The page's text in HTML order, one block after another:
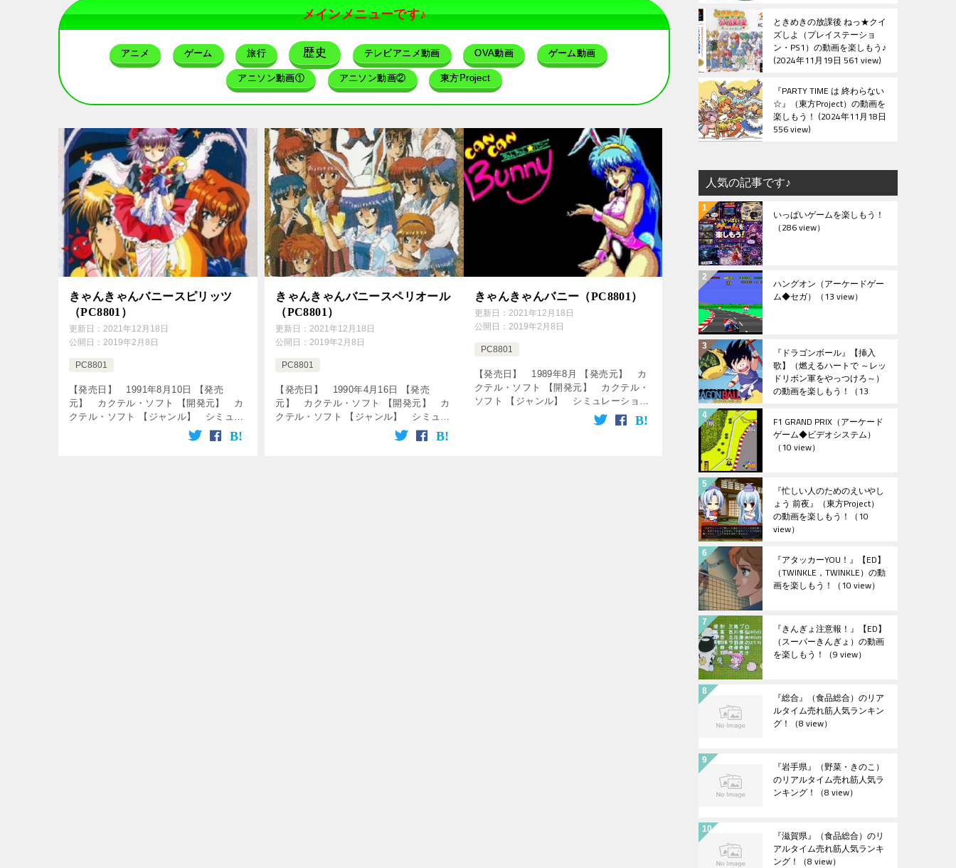
メインメニューです♪
アニメ ゲーム 旅行 歴史 テレビアニメ動画 OVA動画 ゲーム動画
アニソン動画① アニソン動画② 東方Project
きゃんきゃんバニースピリッツ
（PC8801）
更新日： 2021年12月18日
公開日： 2019年2月8日
PC8801
【発売日】 1991年8月10日 【発売
元】 カクテル・ソフト 【開発元】 カ
クテル・ソフト 【ジャンル】 シミュレ
ーションゲーム ↓の動画をクリック！動
画を楽しめます♪ [csshop service=”r […]
きゃんきゃんバニースペリオール
（PC8801）
更新日：2021年12月18日
公開日：2019年2月8日
PC8801
【発売日】 1990年4月16日 【発売
元】 カクテル・ソフト 【開発元】 カ
クテル・ソフト 【ジャンル】 シミュレ
ーションゲーム ↓の動画をクリック！動
画を楽しめます♪ [csshop service=”r […]
きゃんきゃんバニー（PC8801）
更新日： 2021年12月18日
公開日： 2019年2月8日
PC8801
【発売日】 1989年8月 【発売元】 カ
クテル・ソフト 【開発元】 カクテル・
ソフト 【ジャンル】 シミュレーション
ゲーム ↓の動画をクリック！動画を楽し
めます♪ [csshop service=”raku […]
ときめきの放課後 ねっ★クイ
ズしよ（プレイステーショ
ン・PS1）の動画を楽しもう♪
2024年11月19日 561 view
『PARTY TIME は 終わらない
☆』（東方Project）の動画を
楽しもう！ 2024年11月18日
556 view
人気の記事です♪
いっぱいゲームを楽しもう！
（286 view）
ハングオン（アーケードゲー
ム◆セガ） （13 view）
『ドラゴンボール』【挿入
歌】（燃えるハートで ～レッ
ドリボン軍をやっつけろ～）
の動画を楽しもう！ （13
F1 GRAND PRIX（アーケード
ゲーム◆ビデオシステム）
（10 view）
『忙しい人のためのえいやし
ょう 前夜』（東方Project）
の動画を楽しもう！ （10
view）
『アタッカーYOU！』【ED】
（TWINKLE，TWINKLE）の動
画を楽しもう！ （10 view）
『きんぎょ注意報！』【ED】
（スーパーきんぎょ）の動画
を楽しもう！ （9 view）
『総合』（食品総合）のリア
ルタイム売れ筋人気ランキン
グ！ （8 view）
『岩手県』（野菜・きのこ）
のリアルタイム売れ筋人気ラ
ンキング！ （8 view）
『滋賀県』（食品総合）のリ
アルタイム売れ筋人気ランキ
ング！ （8 view）